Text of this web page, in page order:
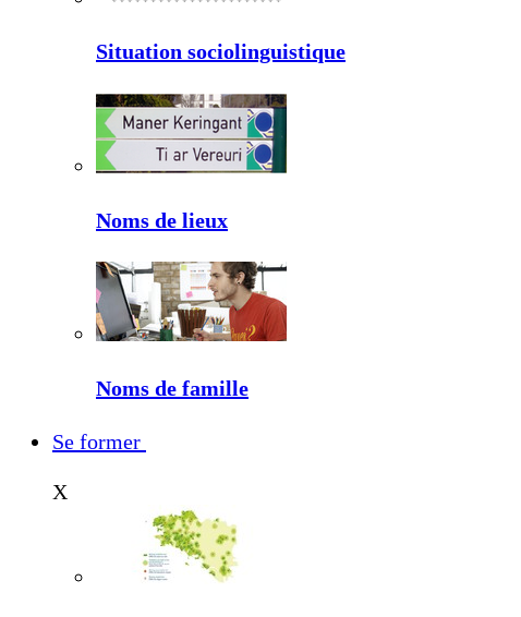
Situation sociolinguistique
Noms de lieux
Noms de famille
Se former
X